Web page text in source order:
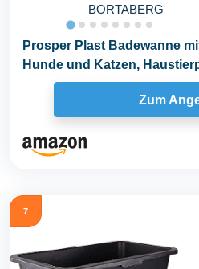
BORTABERG
Prosper Plast Badewanne
Hunde und Katzen,
Zum
7